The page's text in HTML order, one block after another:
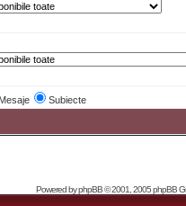
Mesaje Subiecte
Powered byphpBB© 2001, 2005 phpBB